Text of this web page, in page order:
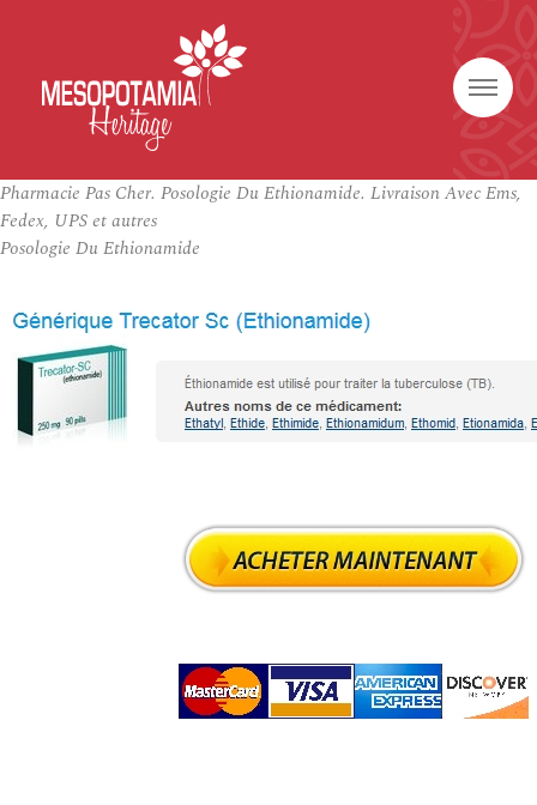
Pharmacie Pas Cher. Posologie Du Ethionamide. Livraison Avec Ems,
Fedex, UPS et autres
Posologie Du Ethionamide